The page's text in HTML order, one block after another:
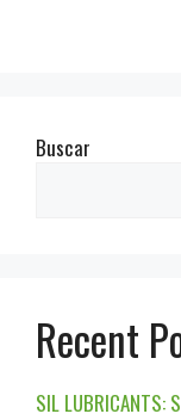
Buscar
Recent
SIL